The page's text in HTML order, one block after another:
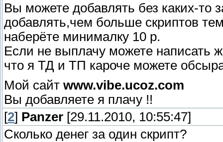
Вы можете добавлять без каких-то
добавлять,чем больше скриптов
наберёте минималку 10 р.
Если не выплачу можете написать
что я ТД и ТП кароче можете
Мой сайт www.vibe.ucoz.com
Вы добавляете я плачу !!
[2] Panzer [29.11.2010, 10:55:47]
Сколько денег за один скрипт?